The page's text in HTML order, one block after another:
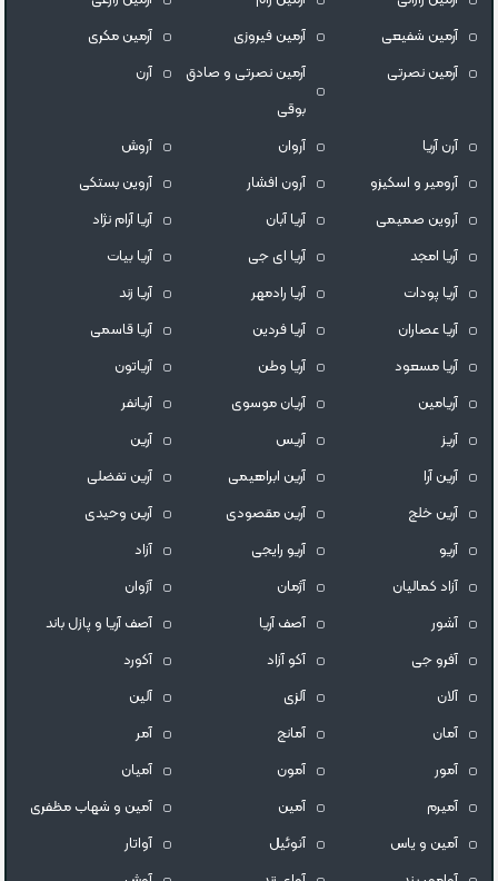
آرمین شفیعی
آرمین فیروزی
آرمین مکری
آرمین نصرتی
آرمین نصرتی و صادق
بوقی
آرن
آرن آریا آروان
آروش
آرومیر و اسکیزو
آرون افشار
آروین بستکی
آروین صمیمی
آریا آبان
آریا آرام نژاد
آریا امجد
آریا ای جی
آریا بیات
آریا پودات
آریا رادمهر
آریا زند
آریا عصاران
آریا فردین
آریا قاسمی
آریا مسعود
آریا وطن
آریاتون
آریامین
آریان موسوی
آریانفر
آریز
آریس
آرین
آرین آرا
آرین ابراهیمی
آرین تفضلی
آرین خلج
آرین مقصودی
آرین وحیدی
آریو
آریو رایجی
آزاد
آزاد کمالیان
آژمان
آژوان
آشور
آصف آریا
آصف آریا و پازل باند
آفرو جی
آکو آزاد
آکورد
آلان
آلزی
آلین
آمان
آمانج
آمر
آمور
آمون
آمیان
آمیرم
آمین
آمین و شهاب مظفری
آمین و یاس
آنوئیل
آواتار